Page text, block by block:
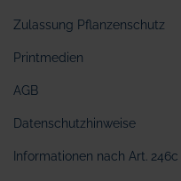
Zulassung Pflanzenschutz
Printmedien
AGB
Datenschutzhinweise
Informationen nach Art. 246c